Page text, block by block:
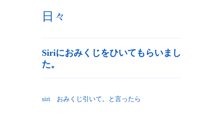
日々
Siriにおみくじをひいてもらいまし
た。
siri おみくじ引いて。と言ったら